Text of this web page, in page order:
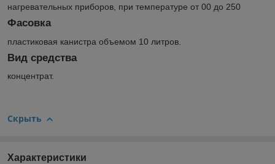
нагревательных приборов, при температуре от 00 до 250
Фасовка
пластиковая канистра объемом 10 литров.
Вид средства
концентрат.
Скрыть
Характеристики